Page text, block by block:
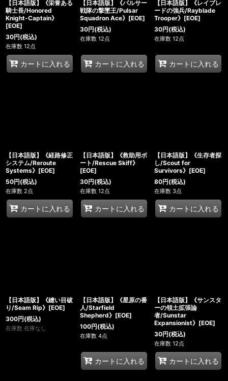
【日本語版】《栄誉ある
騎士長/Honored
Knight-Captain》
[EOE]
30円(税込)
在庫数 12点
カートに入れる
【日本語版】《パルサー
戦隊の撃墜王/Pulsar
Squadron Ace》[EOE]
30円(税込)
在庫数 12点
カートに入れる
【日本語版】《レイブレ
ードの強兵/Rayblade
Trooper》[EOE]
30円(税込)
在庫数 12点
カートに入れる
【日本語版】《経路修正
システム/Reroute
Systems》[EOE]
50円(税込)
在庫数 2点
カートに入れる
【日本語版】《救助用ボ
ート/Rescue Skiff》
[EOE]
30円(税込)
在庫数 12点
カートに入れる
【日本語版】《生存者探
し/Scout for
Survivors》[EOE]
80円(税込)
在庫数 3点
カートに入れる
【日本語版】《縫い目破
り/Seam Rip》[EOE]
300円(税込)
在庫数 在庫なし
【日本語版】《星原の番
人/Starfield
Shepherd》[EOE]
100円(税込)
在庫数 4点
カートに入れる
【日本語版】《サンスタ
ーの領土拡張論
者/Sunstar
Expansionist》[EOE]
30円(税込)
在庫数 12点
カートに入れる